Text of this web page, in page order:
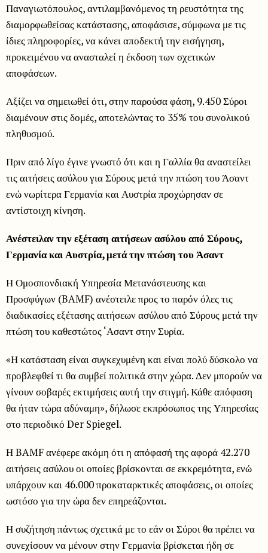
Παναγιωτόπουλος, αντιλαμβανόμενος τη ρευστότητα της
διαμορφωθείσας κατάστασης, αποφάσισε, σύμφωνα με τις
ίδιες πληροφορίες, να κάνει αποδεκτή την εισήγηση,
προκειμένου να ανασταλεί η έκδοση των σχετικών
αποφάσεων.
Αξίζει να σημειωθεί ότι, στην παρούσα φάση, 9.450 Σύροι
διαμένουν στις δομές, αποτελώντας το 35% του συνολικού
πληθυσμού.
Πριν από λίγο έγινε γνωστό ότι και η Γαλλία θα αναστείλει
τις αιτήσεις ασύλου για Σύρους μετά την πτώση του Άσαντ
ενώ νωρίτερα Γερμανία και Αυστρία προχώρησαν σε
αντίστοιχη κίνηση.
Ανέστειλαν την εξέταση αιτήσεων ασύλου από Σύρους,
Γερμανία και Αυστρία, μετά την πτώση του Άσαντ
Η Ομοσπονδιακή Υπηρεσία Μετανάστευσης και
Προσφύγων (BAMF) ανέστειλε προς το παρόν όλες τις
διαδικασίες εξέτασης αιτήσεων ασύλου από Σύρους μετά την
πτώση του καθεστώτος ‘Ασαντ στην Συρία.
«Η κατάσταση είναι συγκεχυμένη και είναι πολύ δύσκολο να
προβλεφθεί τι θα συμβεί πολιτικά στην χώρα. Δεν μπορούν να
γίνουν σοβαρές εκτιμήσεις αυτή την στιγμή. Κάθε απόφαση
θα ήταν τώρα αδύναμη», δήλωσε εκπρόσωπος της Υπηρεσίας
στο περιοδικό Der Spiegel.
Η BAMF ανέφερε ακόμη ότι η απόφασή της αφορά 42.270
αιτήσεις ασύλου οι οποίες βρίσκονται σε εκκρεμότητα, ενώ
υπάρχουν και 46.000 προκαταρκτικές αποφάσεις, οι οποίες
ωστόσο για την ώρα δεν επηρεάζονται.
Η συζήτηση πάντως σχετικά με το εάν οι Σύροι θα πρέπει να
συνεχίσουν να μένουν στην Γερμανία βρίσκεται ήδη σε